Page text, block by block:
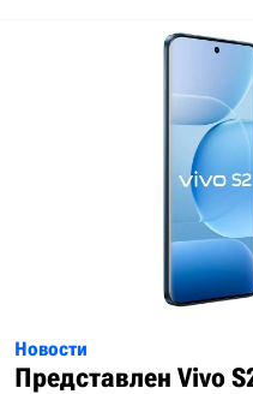
Новости
Представлен Vivo